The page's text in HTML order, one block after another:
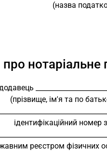
про
(прізвище, ім'я та
ідентифікаційний
реєстром фізичних